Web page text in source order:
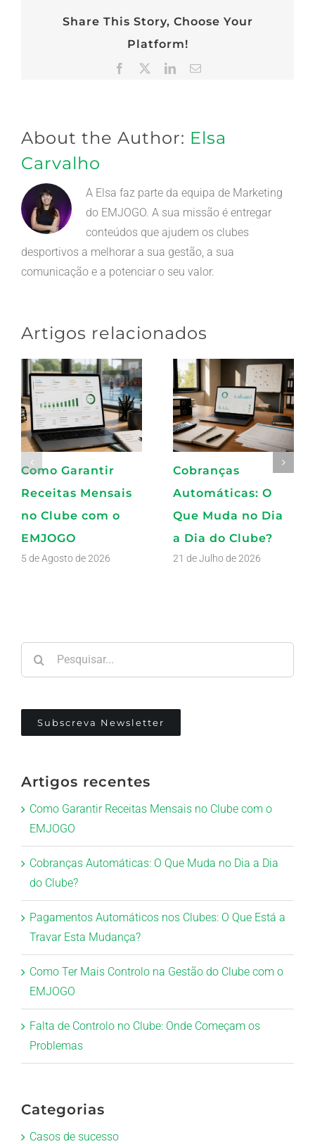
Share This Story, Choose Your
Platform!
Facebook LinkedInEmail
About the Author: Elsa
Carvalho
A Elsa faz parte da equipa de Marketing
do EMJOGO. A sua missão é entregar
conteúdos que ajudem os clubes
desportivos a melhorar a sua gestão, a sua
comunicação e a potenciar o seu valor.
Artigos relacionados
Como Garantir
Receitas Mensais
no Clube com o
EMJOGO
5 de Agosto de 2026
Cobranças
Automáticas: O
Que Muda no Dia
a Dia do Clube?
21 de Julho de 2026
Subscreva Newsletter
Artigos recentes
Como Garantir Receitas Mensais no Clube com o
EMJOGO
Cobranças Automáticas: O Que Muda no Dia a Dia
do Clube?
Pagamentos Automáticos nos Clubes: O Que Está a
Travar Esta Mudança?
Como Ter Mais Controlo na Gestão do Clube com o
EMJOGO
Falta de Controlo no Clube: Onde Começam os
Problemas
Categorias
Casos de sucesso